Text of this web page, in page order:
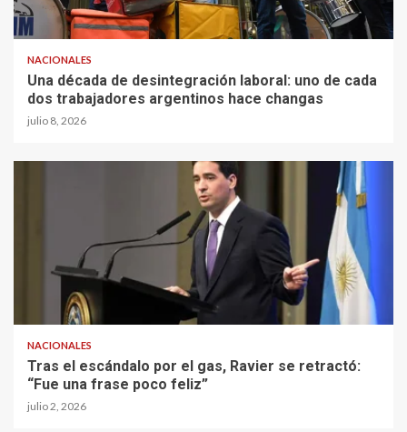
NACIONALES
Una década de desintegración laboral: uno de cada
dos trabajadores argentinos hace changas
julio 8, 2026
NACIONALES
Tras el escándalo por el gas, Ravier se retractó:
“Fue una frase poco feliz”
julio 2, 2026